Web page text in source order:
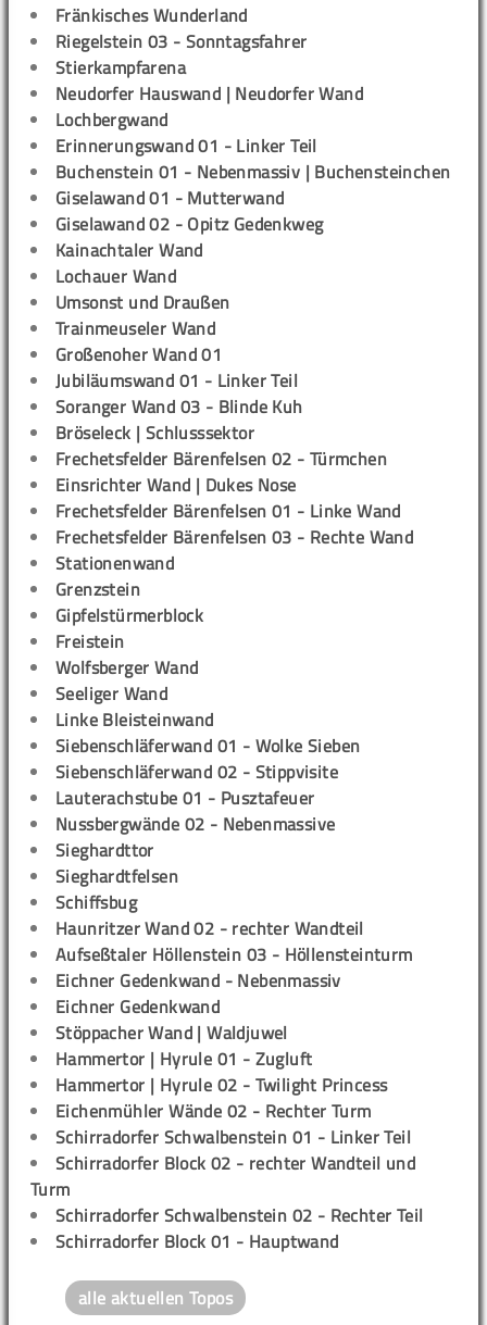
Fränkisches Wunderland
Riegelstein 03 - Sonntagsfahrer
Stierkampfarena
Neudorfer Hauswand | Neudorfer Wand
Lochbergwand
Erinnerungswand 01 - Linker Teil
Buchenstein 01 - Nebenmassiv | Buchensteinchen
Giselawand 01 - Mutterwand
Giselawand 02 - Opitz Gedenkweg
Kainachtaler Wand
Lochauer Wand
Umsonst und Draußen
Trainmeuseler Wand
Großenoher Wand 01
Jubiläumswand 01 - Linker Teil
Soranger Wand 03 - Blinde Kuh
Bröseleck | Schlusssektor
Frechetsfelder Bärenfelsen 02 - Türmchen
Einsrichter Wand | Dukes Nose
Frechetsfelder Bärenfelsen 01 - Linke Wand
Frechetsfelder Bärenfelsen 03 - Rechte Wand
Stationenwand
Grenzstein
Gipfelstürmerblock
Freistein
Wolfsberger Wand
Seeliger Wand
Linke Bleisteinwand
Siebenschläferwand 01 - Wolke Sieben
Siebenschläferwand 02 - Stippvisite
Lauterachstube 01 - Pusztafeuer
Nussbergwände 02 - Nebenmassive
Sieghardttor
Sieghardtfelsen
Schiffsbug
Haunritzer Wand 02 - rechter Wandteil
Aufseßtaler Höllenstein 03 - Höllensteinturm
Eichner Gedenkwand - Nebenmassiv
Eichner Gedenkwand
Stöppacher Wand | Waldjuwel
Hammertor | Hyrule 01 - Zugluft
Hammertor | Hyrule 02 - Twilight Princess
Eichenmühler Wände 02 - Rechter Turm
Schirradorfer Schwalbenstein 01 - Linker Teil
Schirradorfer Block 02 - rechter Wandteil und
Turm
Schirradorfer Schwalbenstein 02 - Rechter Teil
Schirradorfer Block 01 - Hauptwand
alle aktuellen Topos